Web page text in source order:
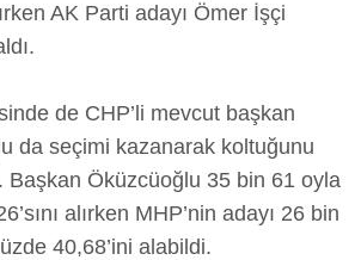
AK Parti adayı Ömer İşçi
de CHP’li mevcut başkan
da seçimi kazanarak koltuğunu
Başkan Öküzcüoğlu 35 bin 61 oyla
alırken MHP’nin adayı 26 bin
40,68’ini alabildi.